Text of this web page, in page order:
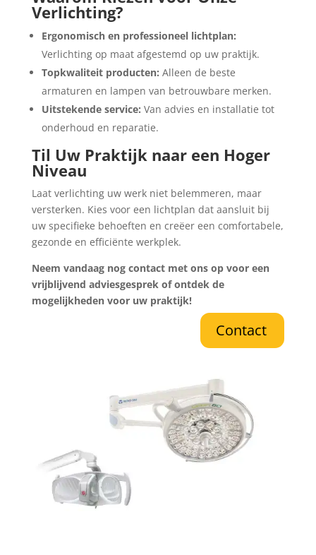
Verlichting?
Ergonomisch en professioneel lichtplan:
Verlichting op maat afgestemd op uw praktijk.
Topkwaliteit producten: Alleen de beste
armaturen en lampen van betrouwbare merken.
Uitstekende service: Van advies en installatie tot
onderhoud en reparatie.
Til Uw Praktijk naar een Hoger
Niveau
Laat verlichting uw werk niet belemmeren, maar
versterken. Kies voor een lichtplan dat aansluit bij
uw specifieke behoeften en creëer een comfortabele,
gezonde en efficiënte werkplek.
Neem vandaag nog contact met ons op voor een
vrijblijvend adviesgesprek of ontdek de
mogelijkheden voor uw praktijk!
Contact